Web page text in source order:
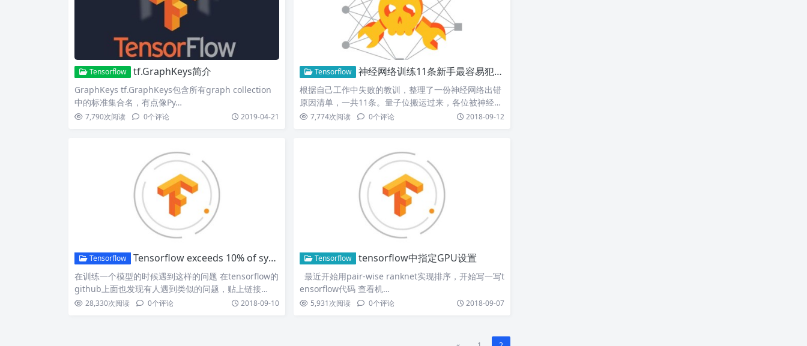
Tensorflow tf.GraphKeys简介
GraphKeys tf.GraphKeys包含所有graph collection
中的标准集合名，有点像Py…
7,790次阅读 0个评论 2019-04-21
Tensorflow 神经网络训练11条新手最容易犯的错误
根据自己工作中失败的教训，整理了一份神经网络出错
原因清单，一共11条。量子位搬运过来，各位被神经网
络虐待的时候…
7,774次阅读 0个评论 2018-09-12
Tensorflow Tensorflow exceeds 10% of system memory解决方法
在训练一个模型的时候遇到这样的问题 在tensorflow的
github上面也发现有人遇到类似的问题，贴上链接…
28,330次阅读 0个评论 2018-09-10
Tensorflow tensorflow中指定GPU设置
最近开始用pair-wise ranknet实现排序，开始写一写t
ensorflow代码 查看机…
5,931次阅读 0个评论 2018-09-07